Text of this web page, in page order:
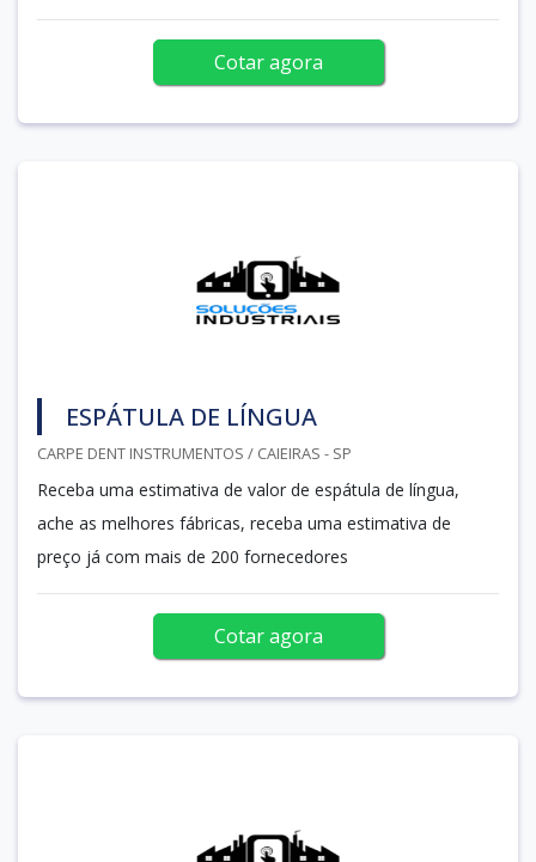
Cotar agora
ESPÁTULA DE LÍNGUA
CARPE DENT INSTRUMENTOS / CAIEIRAS - SP
Receba uma estimativa de valor de espátula de língua,
ache as melhores fábricas, receba uma estimativa de
preço já com mais de 200 fornecedores
Cotar agora